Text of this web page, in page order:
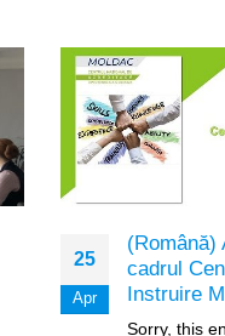
25
Apr
(Română)
cadrul
Instruire
Sorry, this